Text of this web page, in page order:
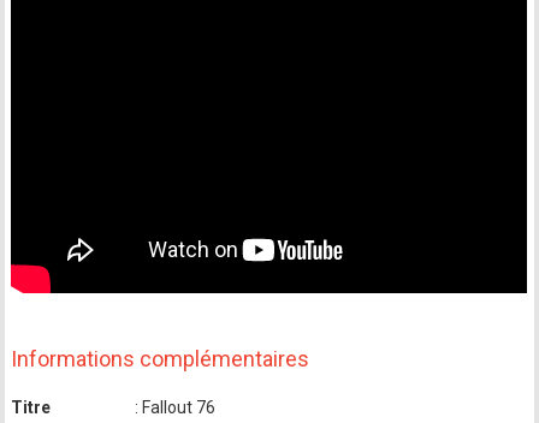
Informations complémentaires
Titre
: Fallout 76